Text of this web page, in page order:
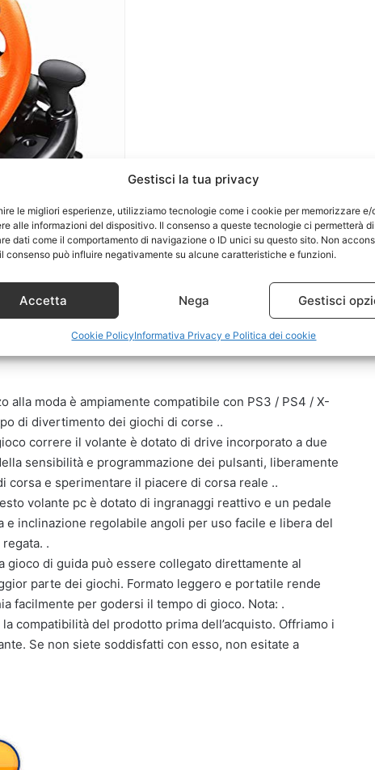
Gestisci la tua privacy
le migliori esperienze, utilizziamo tecnologie come i cookie per memorizzare e/
alle informazioni del dispositivo. Il consenso a queste tecnologie ci permetterà di
dati come il comportamento di navigazione o ID unici su questo sito. Non
consenso può influire negativamente su alcune caratteristiche e funzioni.
Accetta Nega Gestisci
Cookie PolicyInformativa Privacy e Politica dei cookie
moda è ampiamente compatibile con PS3 / PS4 / X-
di divertimento dei giochi di corse ..
correre il volante è dotato di drive incorporato a due
sensibilità e programmazione dei pulsanti, liberamente
e sperimentare il piacere di corsa reale ..
volante pc è dotato di ingranaggi reattivo e un pedale
inclinazione regolabile angoli per uso facile e libera del
.
di guida può essere collegato direttamente al
parte dei giochi. Formato leggero e portatile rende
facilmente per godersi il tempo di gioco. Nota: .
compatibilità del prodotto prima dell’acquisto. Offriamo i
Se non siete soddisfatti con esso, non esitate a